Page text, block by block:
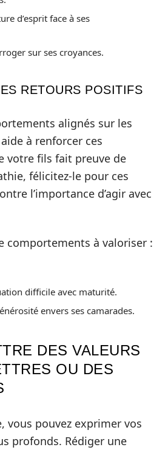
d’esprit face à ses
sur ses croyances.
RETOURS POSITIFS
alignés sur les
à renforcer ces
votre fils fait preuve de
félicitez-le pour ces
l’importance d’agir avec
comportements à valoriser :
difficile avec maturité.
envers ses camarades.
DES VALEURS
OU DES
vous pouvez exprimer vos
profonds. Rédiger une